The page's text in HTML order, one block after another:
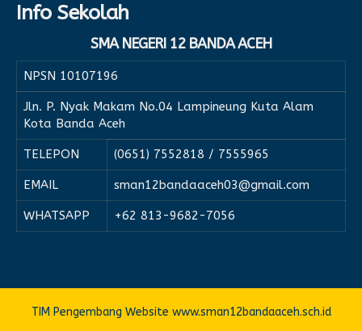
Info Sekolah
SMA NEGERI 12 BANDA ACEH
NPSN 10107196
Jln. P. Nyak Makam No.04 Lampineung Kuta Alam
Kota Banda Aceh
TELEPON (0651) 7552818 / 7555965
EMAIL sman12bandaaceh03@gmail.com
WHATSAPP +62 813-9682-7056
TIM Pengembang Website www.sman12bandaaceh.sch.id